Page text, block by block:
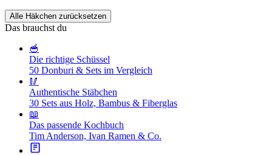
Alle Häkchen zurücksetzen
Das brauchst du
🥣
Die richtige Schüssel
50 Donburi & Sets im Vergleich
🥢
Authentische Stäbchen
30 Sets aus Holz, Bambus & Fiberglas
📖
Das passende Kochbuch
Tim Anderson, Ivan Ramen & Co.